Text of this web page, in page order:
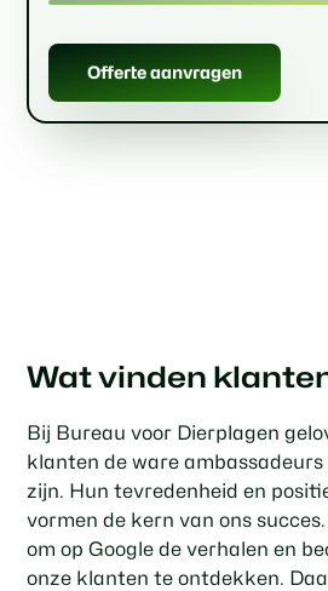
Offerte aanvragen
Wat vinden
Bij Bureau voor Dierplagen
klanten de ware
zijn. Hun tevredenheid en
vormen de kern van ons
om op Google de verhalen en
onze klanten te ontdekken.